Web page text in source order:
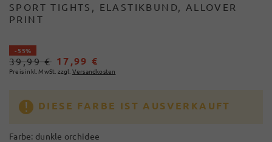
SPORT TIGHTS, ELASTIKBUND, ALLOVER
PRINT
- 55%
39,99 € 17,99 €
Preis inkl. MwSt. zzgl. Versandkosten
DIESE FARBE IST AUSVERKAUFT
Farbe: dunkle orchidee